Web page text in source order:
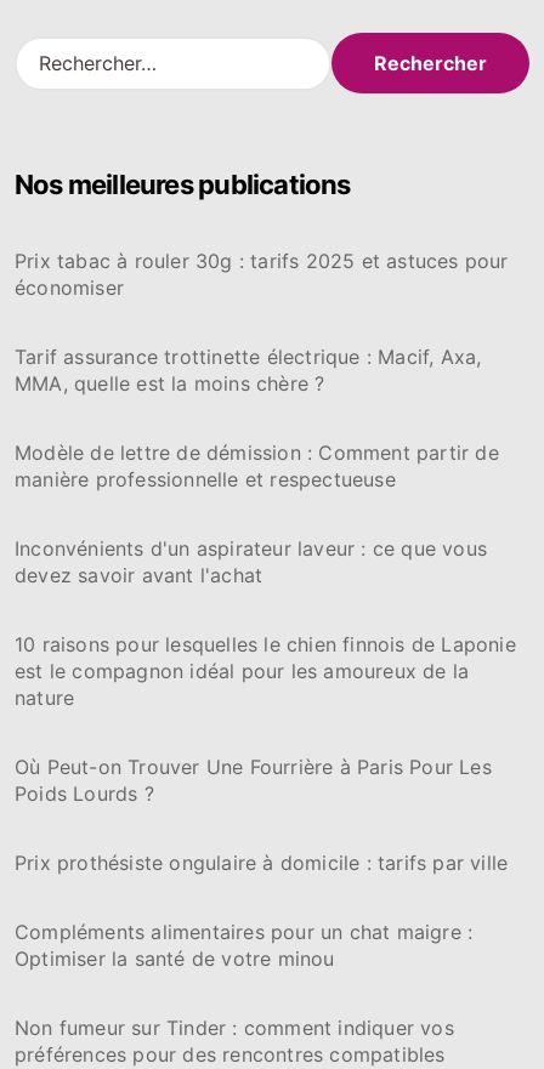
R
e
r
e
r
Nos meilleures publications
Prix tabac à rouler 30g : tarifs 2025 et astuces pour
économiser
Tarif assurance trottinette électrique : Macif, Axa,
MMA, quelle est la moins chère ?
Modèle de lettre de démission : Comment partir de
manière professionnelle et respectueuse
Inconvénients d'un aspirateur laveur : ce que vous
devez savoir avant l'achat
10 raisons pour lesquelles le chien finnois de Laponie
est le compagnon idéal pour les amoureux de la
nature
Où Peut-on Trouver Une Fourrière à Paris Pour Les
Poids Lourds ?
Prix prothésiste ongulaire à domicile : tarifs par ville
Compléments alimentaires pour un chat maigre :
Optimiser la santé de votre minou
Non fumeur sur Tinder : comment indiquer vos
préférences pour des rencontres compatibles